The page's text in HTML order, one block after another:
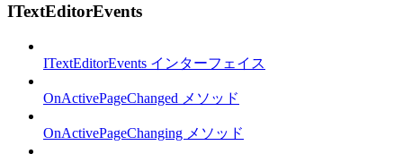
ITextEditorEvents
ITextEditorEvents インターフェイス
OnActivePageChanged メソッド
OnActivePageChanging メソッド